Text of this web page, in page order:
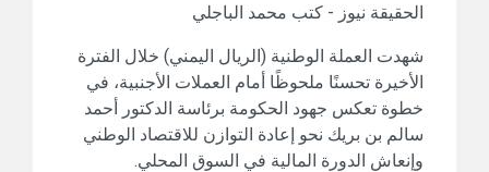
الحقيقة نيوز - كتب محمد الباجلي
شهدت العملة الوطنية (الريال اليمني) خلال الفترة
الأخيرة تحسنًا ملحوظًا أمام العملات الأجنبية، في
خطوة تعكس جهود الحكومة برئاسة الدكتور أحمد
سالم بن بريك نحو إعادة التوازن للاقتصاد الوطني
وإنعاش الدورة المالية في السوق المحلي.